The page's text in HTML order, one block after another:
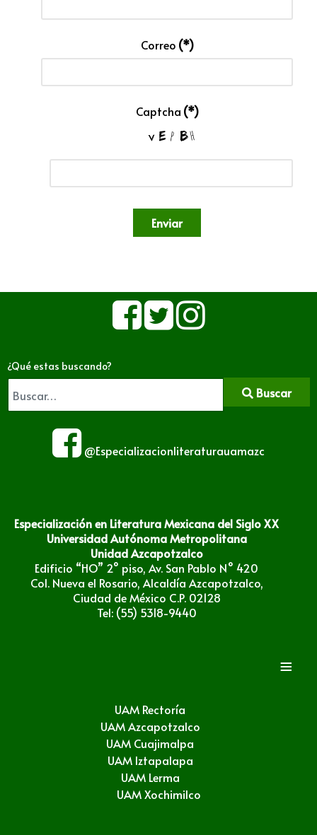
Correo (*)
Captcha (*)
Enviar
¿Qué estas buscando?
Buscar
@Especializacionliteraturauamazc
Especialización en Literatura Mexicana del Siglo XX
Universidad Autónoma Metropolitana
Unidad Azcapotzalco
Edificio “HO” 2° piso, Av. San Pablo N° 420
Col. Nueva el Rosario, Alcaldía Azcapotzalco,
Ciudad de México C.P. 02128
Tel: (55) 5318-9440
≡
UAM Rectoría
UAM Azcapotzalco
UAM Cuajimalpa
UAM Iztapalapa
UAM Lerma
UAM Xochimilco